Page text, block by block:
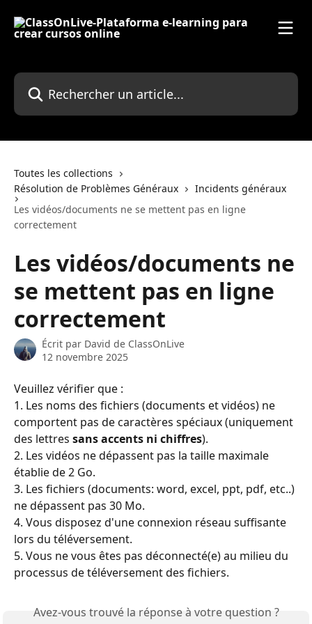
Rechercher un article...
Toutes les collections
Résolution de Problèmes Généraux
Incidents généraux
Les vidéos/documents ne se mettent pas en ligne
correctement
Les vidéos/documents ne
se mettent pas en ligne
correctement
Écrit par David de ClassOnLive
12 novembre 2025
Veuillez vérifier que :
1. Les noms des fichiers (documents et vidéos) ne
comportent pas de caractères spéciaux (uniquement
des lettres sans accents ni chiffres).
2. Les vidéos ne dépassent pas la taille maximale
établie de 2 Go.
3. Les fichiers (documents: word, excel, ppt, pdf, etc..)
ne dépassent pas 30 Mo.
4. Vous disposez d'une connexion réseau suffisante
lors du téléversement.
5. Vous ne vous êtes pas déconnecté(e) au milieu du
processus de téléversement des fichiers.
Avez-vous trouvé la réponse à votre question ?